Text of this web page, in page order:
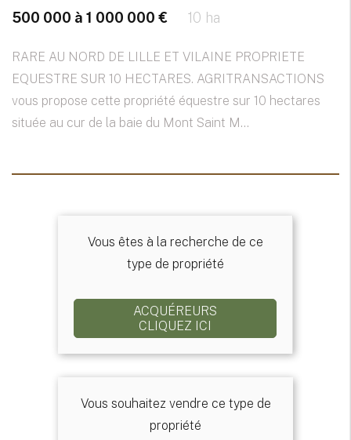
500 000 à 1 000 000 € 10 ha
RARE AU NORD DE LILLE ET VILAINE PROPRIETE
EQUESTRE SUR 10 HECTARES. AGRITRANSACTIONS
vous propose cette propriété équestre sur 10 hectares
située au cur de la baie du Mont Saint M...
Vous êtes à la recherche de ce
type de propriété
ACQUÉREURS
CLIQUEZ ICI
Vous souhaitez vendre ce type de
propriété